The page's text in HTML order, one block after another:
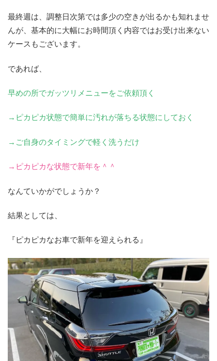
最終週は、調整日次第では多少の空きが出るかも知れませ
んが、基本的に大幅にお時間頂く内容ではお受け出来ない
ケースもございます。
であれば、
早めの所でガッツリメニューをご依頼頂く
→ピカピカ状態で簡単に汚れが落ちる状態にしておく
→ご自身のタイミングで軽く洗うだけ
→ピカピカな状態で新年を＾＾
なんていかがでしょうか？
結果としては、
『ピカピカなお車で新年を迎えられる』